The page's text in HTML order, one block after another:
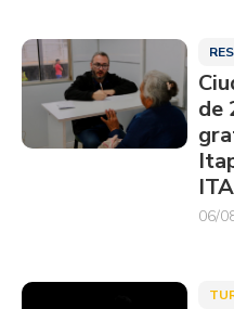
de
06/